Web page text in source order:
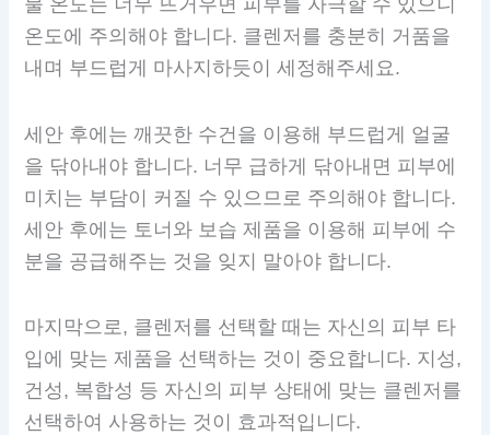
물 온도는 너무 뜨거우면 피부를 자극할 수 있으니
온도에 주의해야 합니다. 클렌저를 충분히 거품을
내며 부드럽게 마사지하듯이 세정해주세요.
세안 후에는 깨끗한 수건을 이용해 부드럽게 얼굴
을 닦아내야 합니다. 너무 급하게 닦아내면 피부에
미치는 부담이 커질 수 있으므로 주의해야 합니다.
세안 후에는 토너와 보습 제품을 이용해 피부에 수
분을 공급해주는 것을 잊지 말아야 합니다.
마지막으로, 클렌저를 선택할 때는 자신의 피부 타
입에 맞는 제품을 선택하는 것이 중요합니다. 지성,
건성, 복합성 등 자신의 피부 상태에 맞는 클렌저를
선택하여 사용하는 것이 효과적입니다.